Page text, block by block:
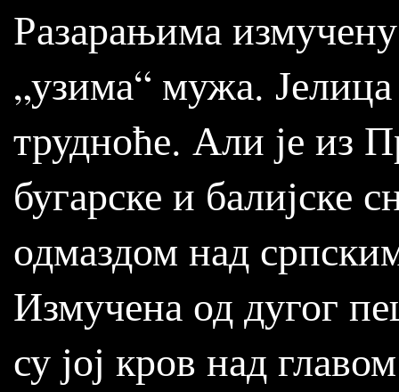
Разарањима
„узима“ мужа.
трудноће. Али је из
бугарске и балијске
одмаздом над
Измучена од дугог
су јој кров над